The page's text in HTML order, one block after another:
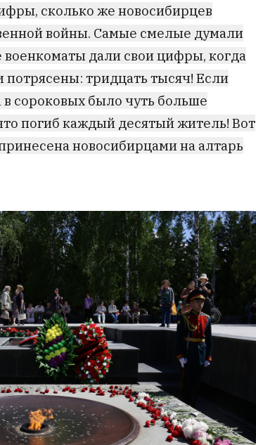
сколько же новосибирцев
войны. Самые смелые думали
военкоматы дали свои цифры, когда
потрясены: тридцать тысяч! Если
в сороковых было чуть больше
погиб каждый десятый житель! Вот
новосибирцами на алтарь